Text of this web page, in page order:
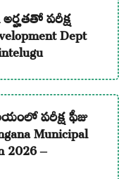
పరీక్ష
Dept
పరీక్ష ఫీజు
Municipal
2026 –